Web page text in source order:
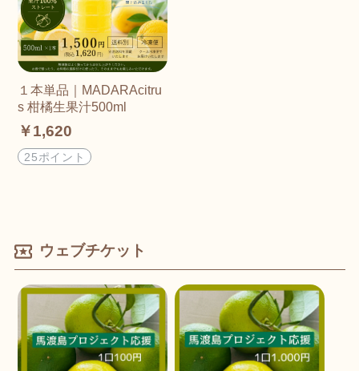
１本単品｜MADARAcitru
s 柑橘生果汁500ml
￥1,620
25ポイント
ウェブチケット